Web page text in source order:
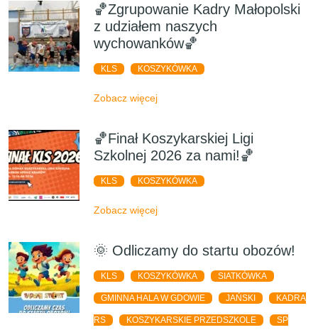
🏀Zgrupowanie Kadry Małopolski
z udziałem naszych
wychowanków🏀
KLS KOSZYKÓWKA
Zobacz więcej
🏀Finał Koszykarskiej Ligi
Szkolnej 2026 za nami!🏀
KLS KOSZYKÓWKA
Zobacz więcej
🌞 Odliczamy do startu obozów!
KLS KOSZYKÓWKA SIATKÓWKA
GMINNA HALA W GDOWIE JAŃSKI KADRA
RS KOSZYKARSKIE PRZEDSZKOLE SP